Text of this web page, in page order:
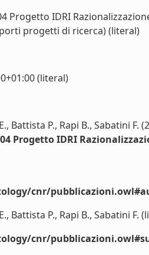
Progetto IDRI
progetti di ricerca) (literal)
(literal)
Battista P., Rapi B., Sabatini F.
Progetto IDRI
cnr/
Battista P., Rapi B., Sabatini F.
cnr/